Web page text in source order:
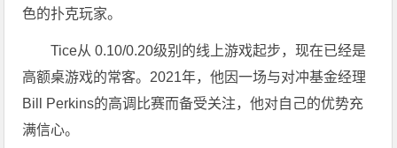
色的扑克玩家。
Tice从 0.10/0.20级别的线上游戏起步，现在已经是
高额桌游戏的常客。2021年，他因一场与对冲基金经理
Bill Perkins的高调比赛而备受关注，他对自己的优势充
满信心。